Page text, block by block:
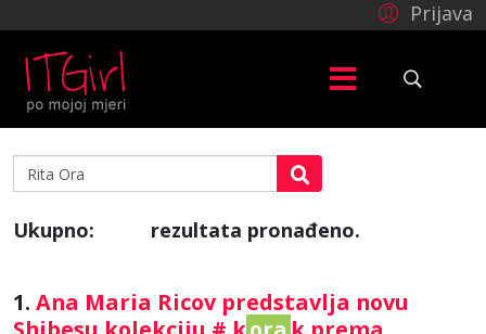
Prijava
Ukupno: rezultata pronađeno.
1. Ana Maria Ricov predstavlja novu